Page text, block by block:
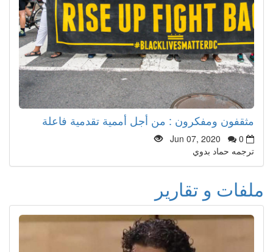
مثقفون ومفكرون : من أجل أممية تقدمية فاعلة
Jun 07, 2020
0
ترجمه حماد بدوي
ملفات و تقارير